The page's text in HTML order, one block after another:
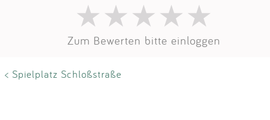
Anmelden
Zum Bewerten bitte einloggen
< Spielplatz Schloßstraße